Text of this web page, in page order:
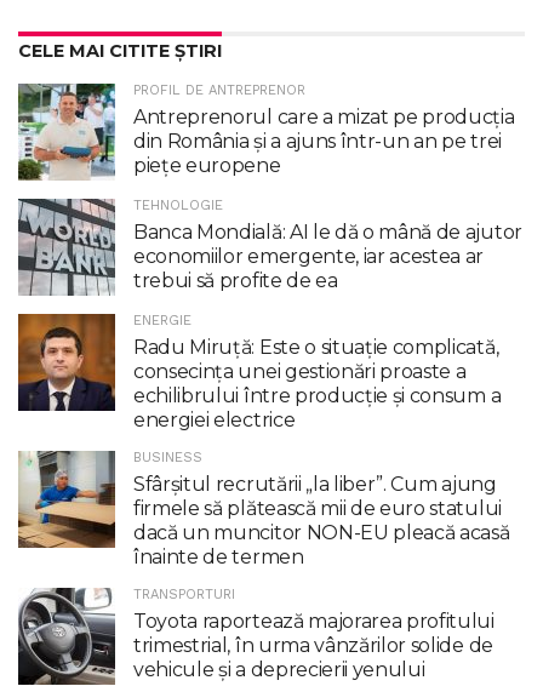
CELE MAI CITITE ȘTIRI
PROFIL DE ANTREPRENOR
Antreprenorul care a mizat pe producția
din România și a ajuns într-un an pe trei
piețe europene
TEHNOLOGIE
Banca Mondială: AI le dă o mână de ajutor
economiilor emergente, iar acestea ar
trebui să profite de ea
ENERGIE
Radu Miruţă: Este o situaţie complicată,
consecinţa unei gestionări proaste a
echilibrului între producţie şi consum a
energiei electrice
BUSINESS
Sfârșitul recrutării „la liber”. Cum ajung
firmele să plătească mii de euro statului
dacă un muncitor NON-EU pleacă acasă
înainte de termen
TRANSPORTURI
Toyota raportează majorarea profitului
trimestrial, în urma vânzărilor solide de
vehicule și a deprecierii yenului